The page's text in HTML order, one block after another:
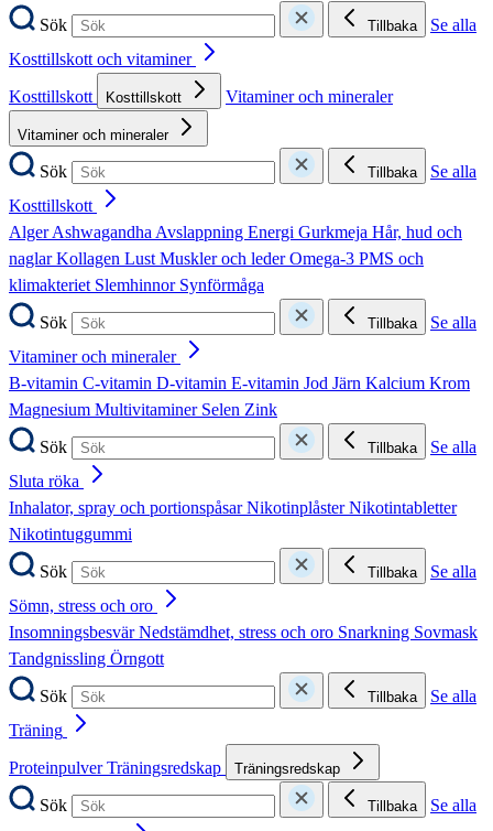
Sök
Tillbaka
Se alla
Kosttillskott och vitaminer
Kosttillskott
Kosttillskott Vitaminer och mineraler
Vitaminer och mineraler
Sök Tillbaka
Se alla
Kosttillskott
AlgerAshwagandhaAvslappning Energi Gurkmeja Hår, hud och
naglarKollagen LustMuskler och lederOmega-3 PMS och
klimakteriet Slemhinnor Synförmåga
Sök
Tillbaka
Se alla
Vitaminer och mineraler
B-vitamin C-vitamin D-vitamin E-vitamin Jod Järn Kalcium Krom
Magnesium Multivitaminer Selen Zink
Sök
Tillbaka
Se alla
Sluta röka
Inhalator, spray och portionspåsarNikotinplåsterNikotintabletter
Nikotintuggummi
Sök
Tillbaka
Se alla
Sömn, stress och oro
InsomningsbesvärNedstämdhet, stress och oro Snarkning Sovmask
Tandgnissling Örngott
Sök
Tillbaka
Se alla
Träning
ProteinpulverTräningsredskap Träningsredskap
Sök Tillbaka
Se alla